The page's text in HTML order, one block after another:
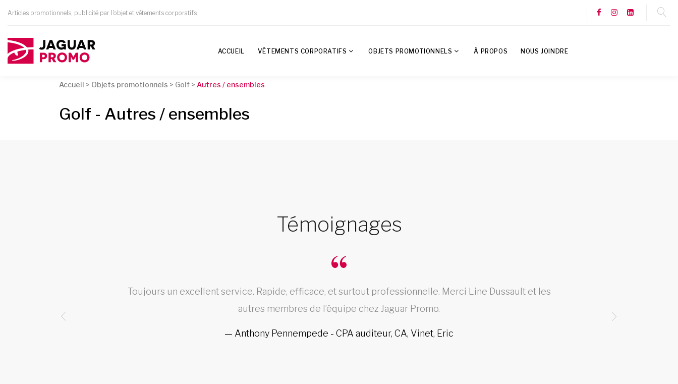
Articles promotionnels, publicité par l'objet et vêtements corporatifs
ACCUEIL VÊTEMENTS CORPORATIFS OBJETS PROMOTIONNELS À PROPOS NOUS JOINDRE
Accueil > Objets promotionnels > Golf > Autres / ensembles
Golf - Autres / ensembles
Témoignages
Toujours un excellent service. Rapide, efficace, et surtout professionnelle. Merci Line Dussault et les
autres membres de l’équipe chez Jaguar Promo.
Anthony Pennempede - CPA auditeur, CA, Vinet, Eric